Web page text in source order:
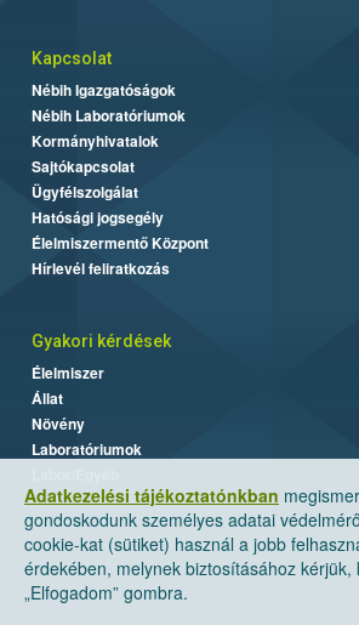
Adatkezelési tájékoztatónkban
gondoskodunk személyes adatai
cookie-kat (sütiket) használ a jobb
érdekében, melynek biztosításához kérjük,
„Elfogadom” gombra.
Kapcsolat
Nébih Igazgatóságok
Nébih Laboratóriumok
Kormányhivatalok
Sajtókapcsolat
Ügyfélszolgálat
Hatósági jogsegély
Élelmiszermentő Központ
Hírlevél feliratkozás
Gyakori kérdések
Élelmiszer
Állat
Növény
Laboratóriumok